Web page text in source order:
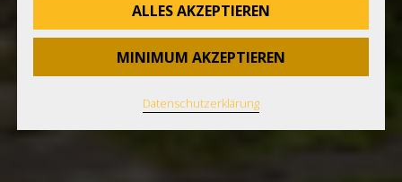
ALLES AKZEPTIEREN
MINIMUM AKZEPTIEREN
Datenschutzerklärung